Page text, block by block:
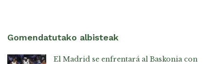
Gomendatutako albisteak
El Madrid se enfrentará al Baskonia con